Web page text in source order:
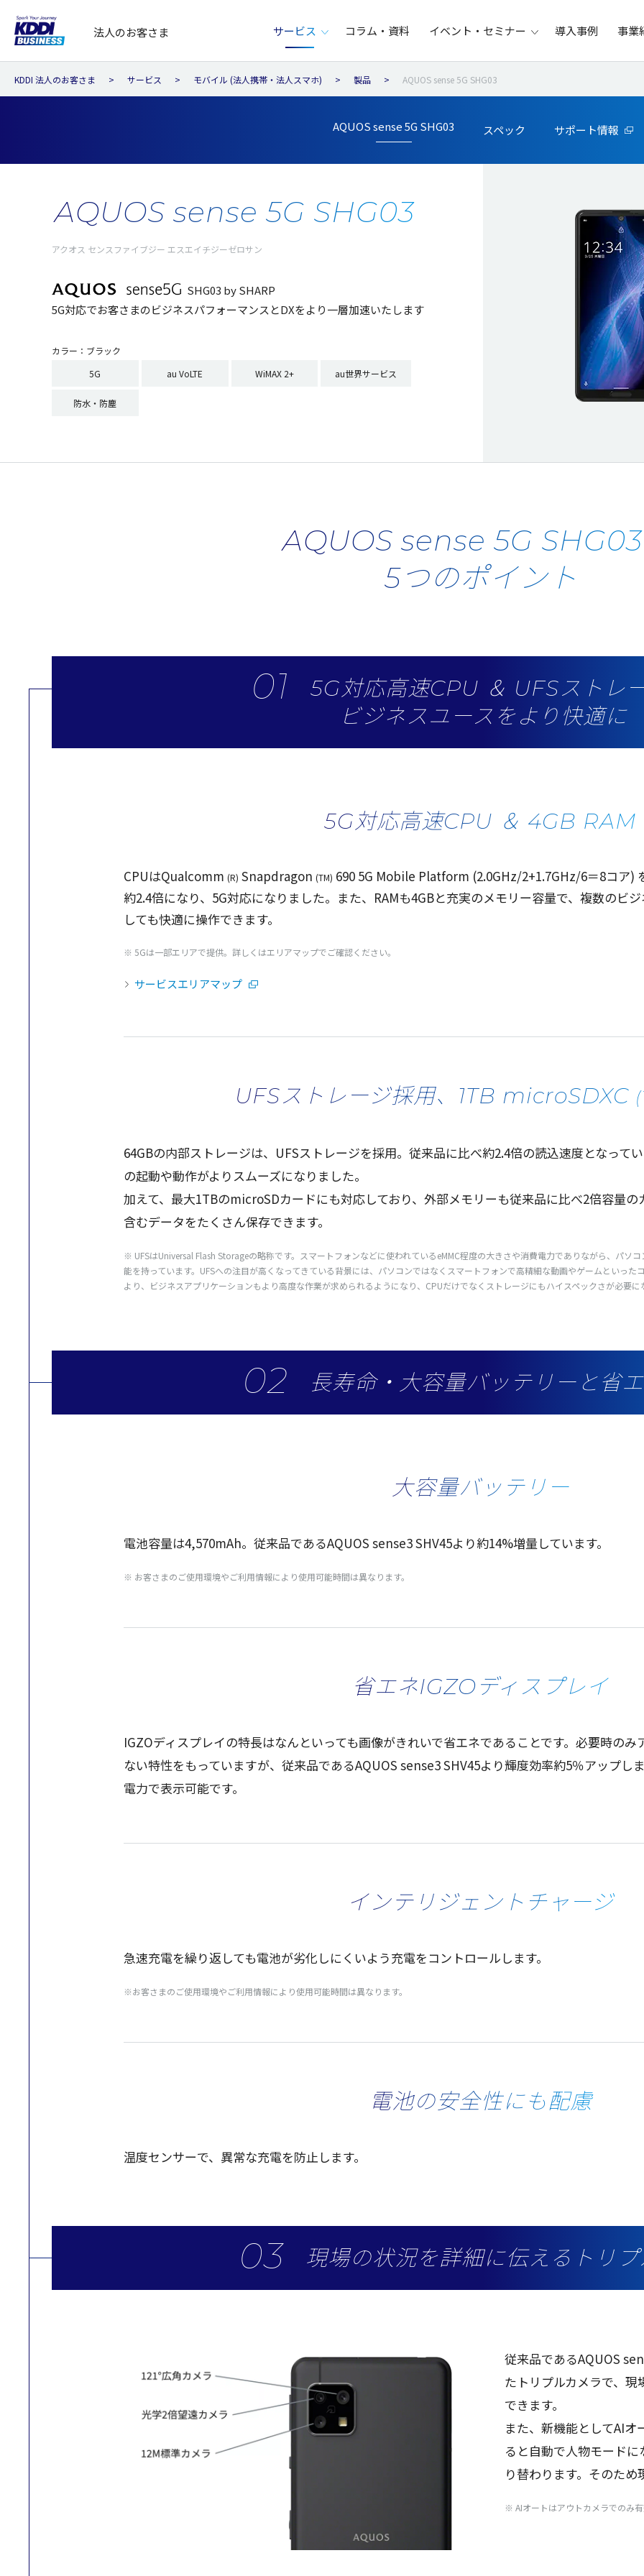
法人のお客さま サービス コラム・資料 イベント・セミナー 導入事例 事業
KDDI 法人のお客さま サービス モバイル (法人携帯・法人スマホ) 製品 AQUOS sense 5G SHG03
AQUOS sense 5G SHG03 スペック サポート情報
AQUOS sense 5G SHG03
アクオス センスファイブジー エスエイチジーゼロサン
SHG03 by SHARP
5G対応でお客さまのビジネスパフォーマンスとDXをより一層加速いたします
カラー：ブラック
5G
au VoLTE WiMAX 2+ au世界サービス
防水・防塵
AQUOS sense 5G
5つのポイント
5G対応高速CPU ＆ UFSストレ
ビジネスユースをより快適に
5G対応高速CPU ＆ 4GB RAM
CPUはQualcomm (R) Snapdragon (TM) 690 5G Mobile Platform (2.0GHz/2+1.7GHz/6＝8コア)
約2.4倍になり、5G対応になりました。また、RAMも4GBと充実のメモリー容量で、 複数のビ
しても快適に操作できます。
※ 5Gは一部エリアで提供。詳しくはエリアマップでご確認ください。
サービスエリアマップ
UFSストレージ採用、1TB microSDXC
64GBの内部ストレージは、UFSストレージを採用。 従来品に比べ約2.4倍の読込速度となって
の起動や動作がより スムーズになりました。
加えて、 最大1TBのmicroSDカードにも対応しており、 外部メモリーも従来品に比べ2倍容量の
含むデータをたくさん保存できます。
※ UFSはUniversal Flash Storageの略称です。スマートフォンなどに使われているeMMC程度の大きさや消費電力でありながら、パソ
能を持っています。UFSへの注目が高くなってきている背景には、パソコンではなくスマートフォンで高精細な動画やゲームといっ
より、ビジネスアプリケーションもより高度な作業が求められるようになり、CPUだけでなくストレージにもハイスペックさが必要に
長寿命・大容量バッテリーと省
大容量バッテリー
電池容量は4,570mAh。 従来品であるAQUOS sense3 SHV45より約14%増量しています。
※ お客さまのご使用環境やご利用情報により使用可能時間は異なります。
省エネIGZOディスプレイ
IGZOディスプレイの特長はなんといっても画像がきれいで省エネであることです。 必要時のみ
ない特性をもっていますが、 従来品であるAQUOS sense3 SHV45より輝度効率約5％アップし
電力で表示可能です。
インテリジェントチャージ
急速充電を繰り返しても電池が劣化 しにくいよう充電をコントロール します。
※お客さまのご使用環境やご利用情報により使用可能時間は異なります。
電池の安全性にも配慮
温度センサーで、 異常な充電を防止 します。
現場の状況を詳細に伝えるトリ
従来品であるAQUOS
た トリプルカメラで、 現
できます。
また、 新機能としてAIオ
ると自動で人物モードに
り替わります。そのため
※ AIオートはアウトカメラでのみ